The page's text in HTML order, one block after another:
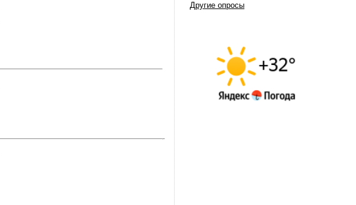
Другие опросы